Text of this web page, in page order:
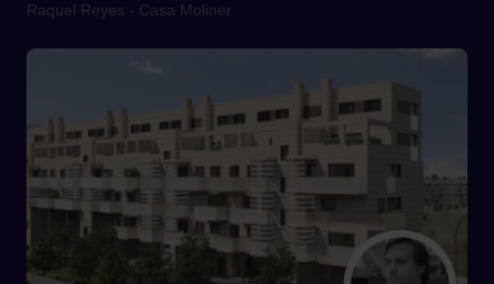
Raquel Reyes - Casa Moliner